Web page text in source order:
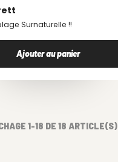
Surnaturelle !!
Ajouter au panier
1-18 DE 18 ARTICLE(S)